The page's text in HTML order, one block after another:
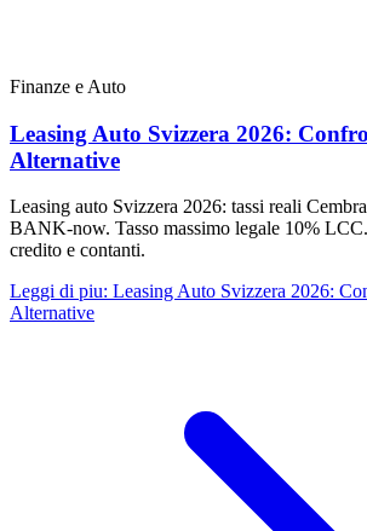
Finanze e Auto
Leasing Auto Svizzera 2026:
Alternative
Leasing auto Svizzera 2026: tassi reali
BANK-now. Tasso massimo legale 10%
credito e contanti.
Leggi di piu: Leasing Auto Svizzera 2026:
Alternative